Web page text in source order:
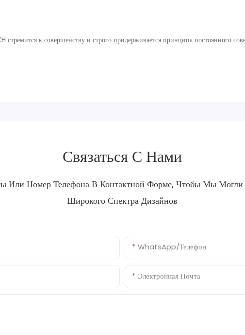
стремится к совершенству и строго придерживается принципа постоянного
Связаться С Нами
Или Номер Телефона В Контактной Форме, Чтобы Мы
Широкого Спектра Дизайнов
WhatsApp/телефон
Электронная Почта